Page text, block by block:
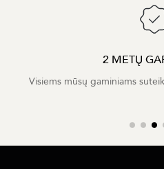
2 METŲ
Visiems mūsų gaminiams